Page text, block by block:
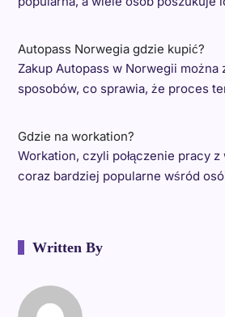
Autopass Norwegia gdzie kupić?
Zakup Autopass w Norwegii można
sposobów, co sprawia, że proces
Gdzie na workation?
Workation, czyli połączenie pracy
coraz bardziej popularne wśród
Written By